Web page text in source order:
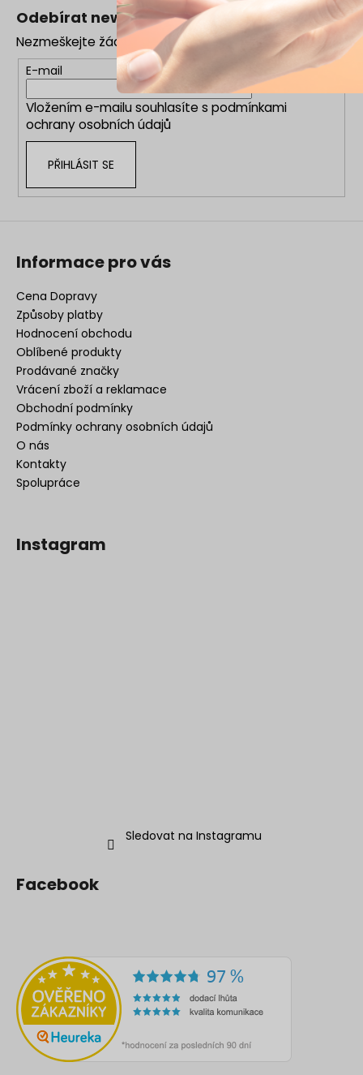
Odebírat newsletter
Nezmeškejte žádné novinky či slevy!
E-mail
Vložením e-mailu souhlasíte s podmínkami
ochrany osobních údajů
PŘIHLÁSIT SE
Informace pro vás
Cena Dopravy
Způsoby platby
Hodnocení obchodu
Oblíbené produkty
Prodávané značky
Vrácení zboží a reklamace
Obchodní podmínky
Podmínky ochrany osobních údajů
O nás
Kontakty
Spolupráce
Instagram
Sledovat na Instagramu
Facebook